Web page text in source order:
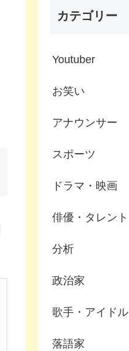
カテゴリー
Youtuber
お笑い
アナウンサー
スポーツ
ドラマ・映画
俳優・タレント
分析
政治家
歌手・アイドル
落語家